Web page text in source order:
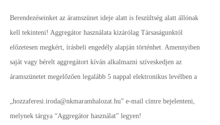
Berendezéseinket az áramszünet ideje alatt is feszültség alatt állónak
kell tekinteni! Aggregátor használata kizárólag Társaságunktól
előzetesen megkért, írásbeli engedély alapján történhet. Amennyiben
saját vagy bérelt aggregátort kíván alkalmazni szíveskedjen az
áramszünetet megelőzően legalább 5 nappal elektronikus levélben a
„hozzaferesi.iroda@nkmaramhalozat.hu” e-mail címre bejelenteni,
melynek tárgya “Aggregátor használat” legyen!